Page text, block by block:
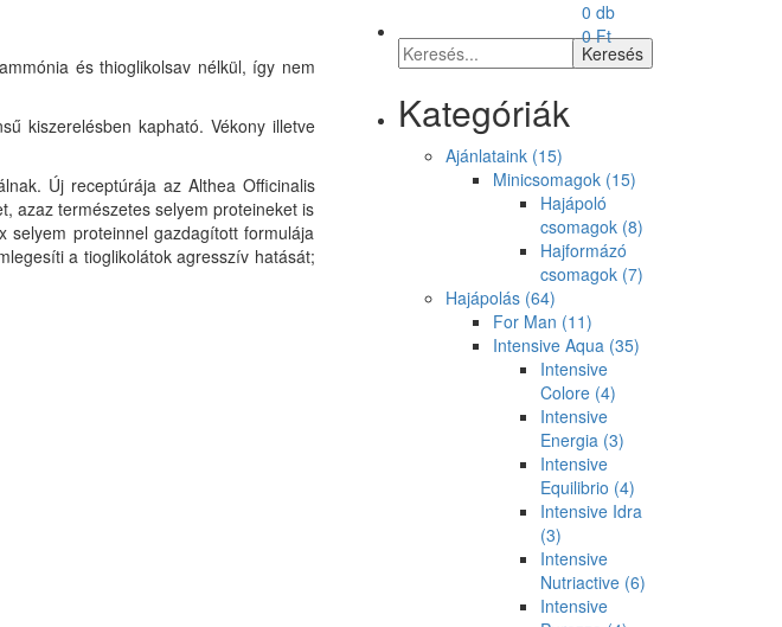
0 db
0Ft
és thioglikolsav nélkül, így nem
kiszerelésben kapható. Vékony illetve
Új receptúrája az Althea Officinalis
azaz természetes selyem proteineket is
proteinnel gazdagított formulája
a tioglikolátok agresszív hatását;
Kategóriák
Ajánlataink (15)
Minicsomagok (15)
Hajápoló
csomagok (8)
Hajformázó
csomagok (7)
Hajápolás (64)
For Man (11)
Intensive Aqua (35)
Intensive
Colore (4)
Intensive
Energia (3)
Intensive
Equilibrio (4)
Intensive Idra
(3)
Intensive
Nutriactive (6)
Intensive